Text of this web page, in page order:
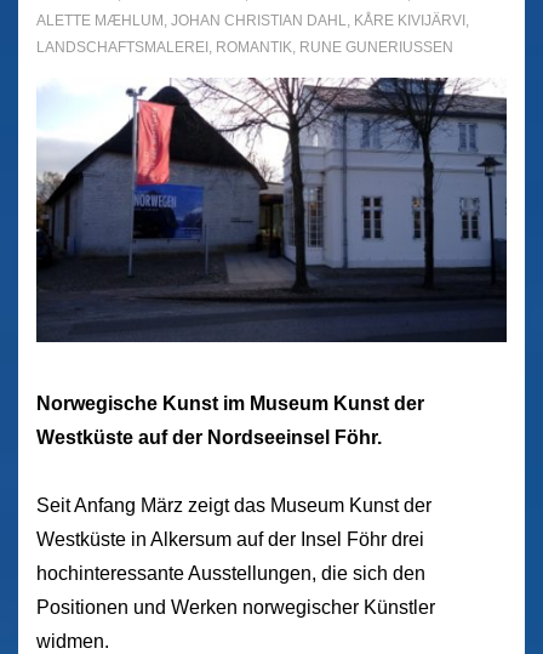
ALETTE MÆHLUM , JOHAN CHRISTIAN DAHL, KÅRE KIVIJÄRVI ,
LANDSCHAFTSMALEREI , ROMANTIK, RUNE GUNERIUSSEN
Norwegische Kunst im Museum Kunst der
Westküste auf der Nordseeinsel Föhr.
Seit Anfang März zeigt das Museum Kunst der
Westküste in Alkersum auf der Insel Föhr drei
hochinteressante Ausstellungen, die sich den
Positionen und Werken norwegischer Künstler
widmen.